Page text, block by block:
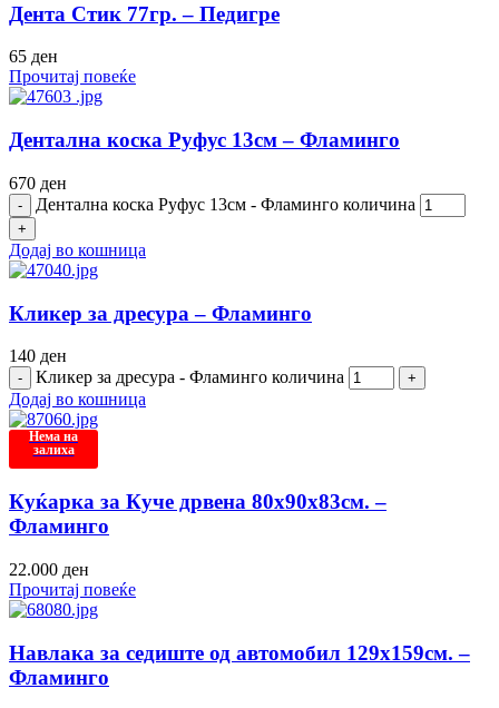
Дента Стик 77гр. – Педигре
65 ден
Прочитај повеќе
Дентална коска Руфус 13см – Фламинго
670 ден
Дентална коска Руфус 13см - Фламинго количина
Додај во кошница
Кликер за дресура – Фламинго
140 ден
Кликер за дресура - Фламинго количина
Додај во кошница
Нема на
залиха
Куќарка за Куче дрвена 80х90х83см. –
Фламинго
22.000 ден
Прочитај повеќе
Навлака за седиште од автомобил 129х159см. –
Фламинго